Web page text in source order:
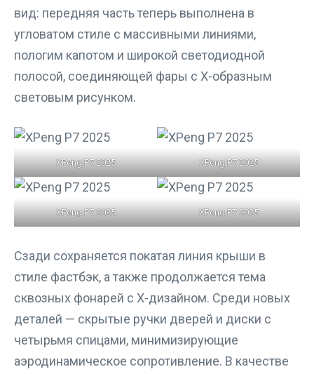
вид: передняя часть теперь выполнена в
угловатом стиле с массивными линиями,
пологим капотом и широкой светодиодной
полосой, соединяющей фары с X-образным
световым рисунком.
XPeng P7 2025 XPeng P7 2025
XPeng P7 2025 XPeng P7 2025
Сзади сохраняется покатая линия крыши в
стиле фастбэк, а также продолжается тема
сквозных фонарей с X-дизайном. Среди новых
деталей — скрытые ручки дверей и диски с
четырьмя спицами, минимизирующие
аэродинамическое сопротивление. В качестве